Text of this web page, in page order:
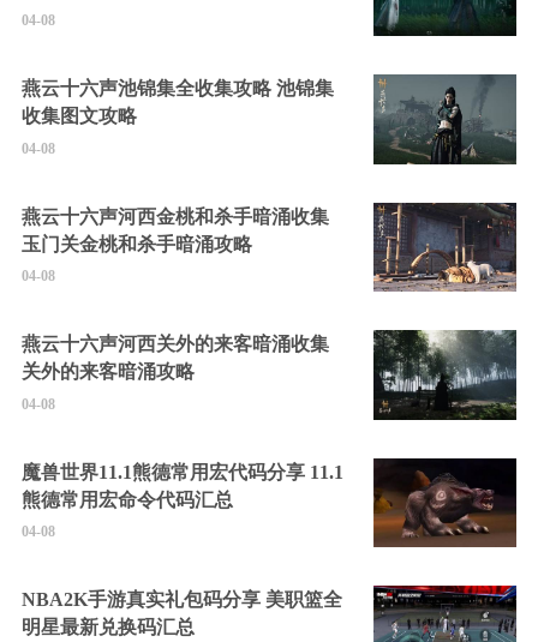
04-08
燕云十六声池锦集全收集攻略 池锦集
收集图文攻略
04-08
燕云十六声河西金桃和杀手暗涌收集
玉门关金桃和杀手暗涌攻略
04-08
燕云十六声河西关外的来客暗涌收集
关外的来客暗涌攻略
04-08
魔兽世界11.1熊德常用宏代码分享 11.1
熊德常用宏命令代码汇总
04-08
NBA2K手游真实礼包码分享 美职篮全
明星最新兑换码汇总